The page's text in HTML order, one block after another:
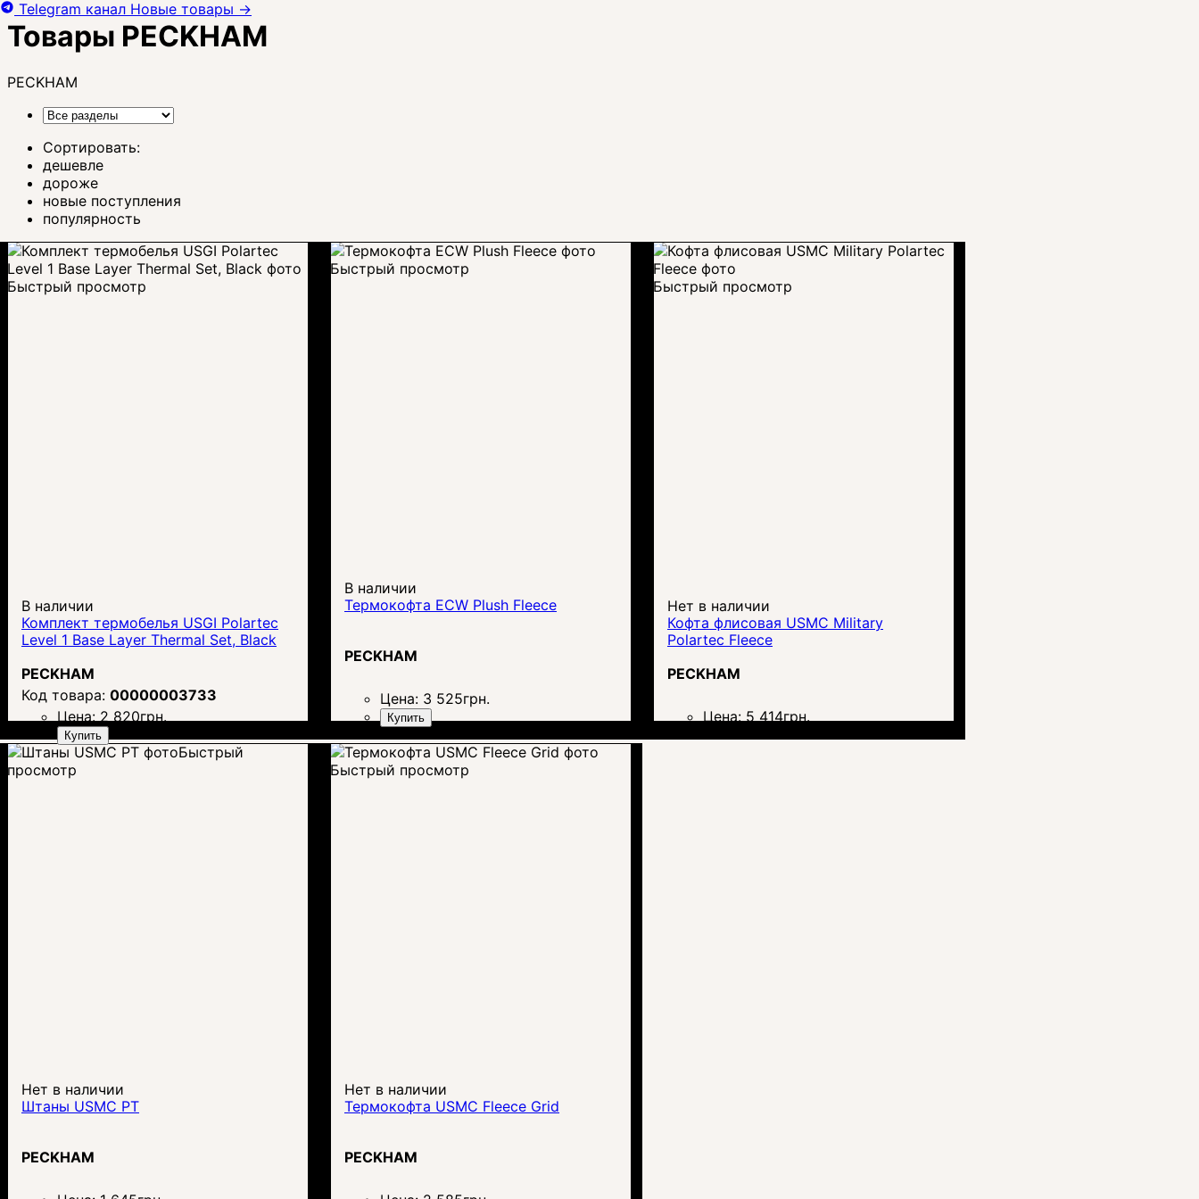
Товары PECKHAM
PECKHAM
Сортировать:
дешевле
дороже
новые поступления
популярность
Быстрый просмотр
В наличии
Комплект термобелья USGI Polartec
Level 1 Base Layer Thermal Set, Black
PECKHAM
00000003733
Цена: 2 820грн.
Купить
Быстрый просмотр
В наличии
Термокофта ECW Plush Fleece
PECKHAM
Цена: 3 525грн.
Купить
Быстрый просмотр
Нет в наличии
Кофта флисовая USMC Military
Polartec Fleece
PECKHAM
Цена: 5 414грн.
Быстрый
просмотр
Нет в наличии
Штаны USMC PT
PECKHAM
Быстрый просмотр
Нет в наличии
Термокофта USMC Fleece Grid
PECKHAM
Telegram канал Новые товары →